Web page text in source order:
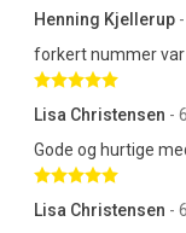
Henning Kjellerup
forkert nummer
Lisa Christensen -
Gode og hurtige
Lisa Christensen -